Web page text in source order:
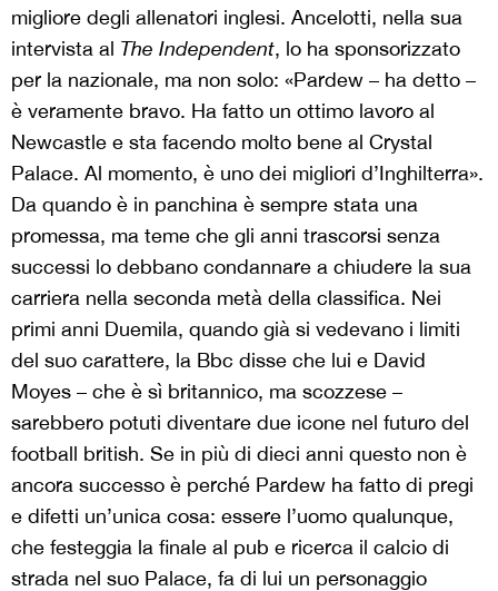
migliore degli allenatori inglesi. Ancelotti, nella sua
intervista al The Independent, lo ha sponsorizzato
per la nazionale, ma non solo: «Pardew – ha detto –
è veramente bravo. Ha fatto un ottimo lavoro al
Newcastle e sta facendo molto bene al Crystal
Palace. Al momento, è uno dei migliori d’Inghilterra».
Da quando è in panchina è sempre stata una
promessa, ma teme che gli anni trascorsi senza
successi lo debbano condannare a chiudere la sua
carriera nella seconda metà della classifica. Nei
primi anni Duemila, quando già si vedevano i limiti
del suo carattere, la Bbc disse che lui e David
Moyes – che è sì britannico, ma scozzese –
sarebbero potuti diventare due icone nel futuro del
football british. Se in più di dieci anni questo non è
ancora successo è perché Pardew ha fatto di pregi
e difetti un’unica cosa: essere l’uomo qualunque,
che festeggia la finale al pub e ricerca il calcio di
strada nel suo Palace, fa di lui un personaggio